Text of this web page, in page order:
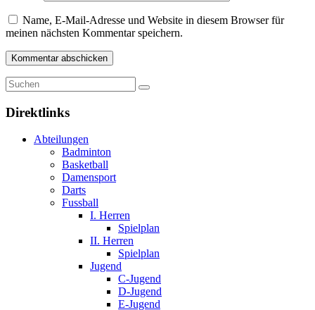
Name, E-Mail-Adresse und Website in diesem Browser für
meinen nächsten Kommentar speichern.
Direktlinks
Abteilungen
Badminton
Basketball
Damensport
Darts
Fussball
I. Herren
Spielplan
II. Herren
Spielplan
Jugend
C-Jugend
D-Jugend
E-Jugend